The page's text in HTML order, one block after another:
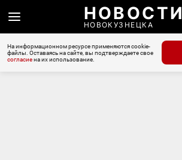
НОВОСТИ
НОВОКУЗНЕЦКА
На информационном ресурсе применяются cookie-
файлы. Оставаясь на сайте, вы подтверждаете свое
согласиена их использование.